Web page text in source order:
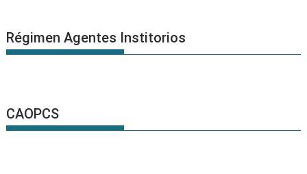
Régimen Agentes Institorios
CAOPCS